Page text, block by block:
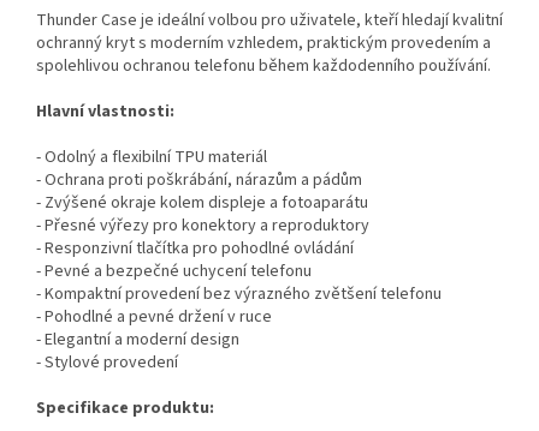
Thunder Case je ideální volbou pro uživatele, kteří hledají kvalitní
ochranný kryt s moderním vzhledem, praktickým provedením a
spolehlivou ochranou telefonu během každodenního používání.
Hlavní vlastnosti:
- Odolný a flexibilní TPU materiál
- Ochrana proti poškrábání, nárazům a pádům
- Zvýšené okraje kolem displeje a fotoaparátu
- Přesné výřezy pro konektory a reproduktory
- Responzivní tlačítka pro pohodlné ovládání
- Pevné a bezpečné uchycení telefonu
- Kompaktní provedení bez výrazného zvětšení telefonu
- Pohodlné a pevné držení v ruce
- Elegantní a moderní design
- Stylové provedení
Specifikace produktu: